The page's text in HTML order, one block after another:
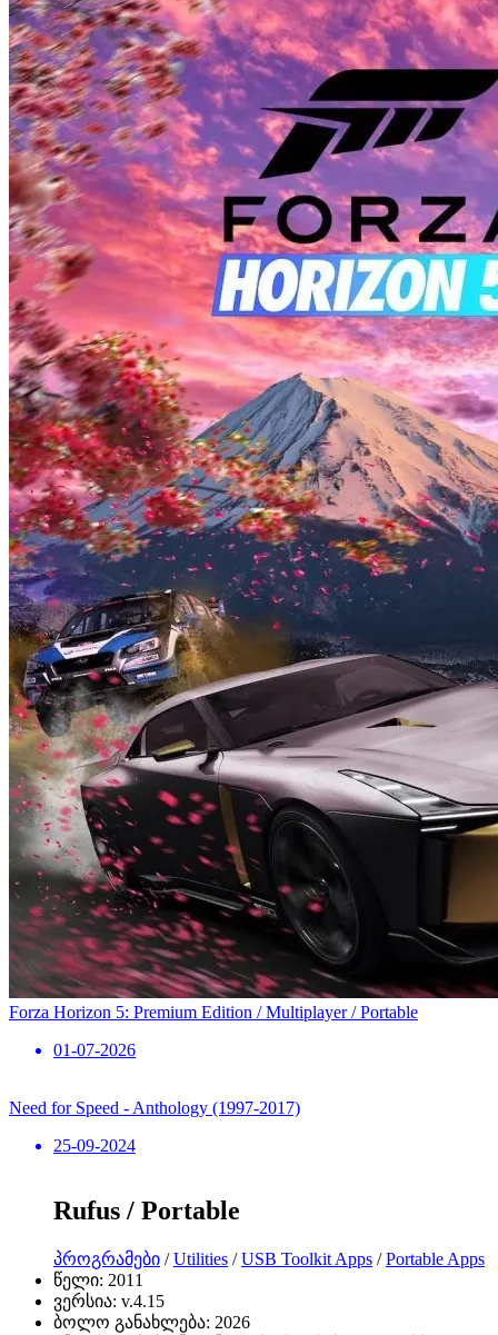
Forza Horizon 5: Premium Edition / Multiplayer / Portable
01-07-2026
Need for Speed ​​- Anthology (1997-2017)
25-09-2024
Rufus / Portable
პროგრამები /Utilities /USB Toolkit Apps /Portable Apps
წელი: 2011
ვერსია: v.4.15
ბოლო განახლება: 2026